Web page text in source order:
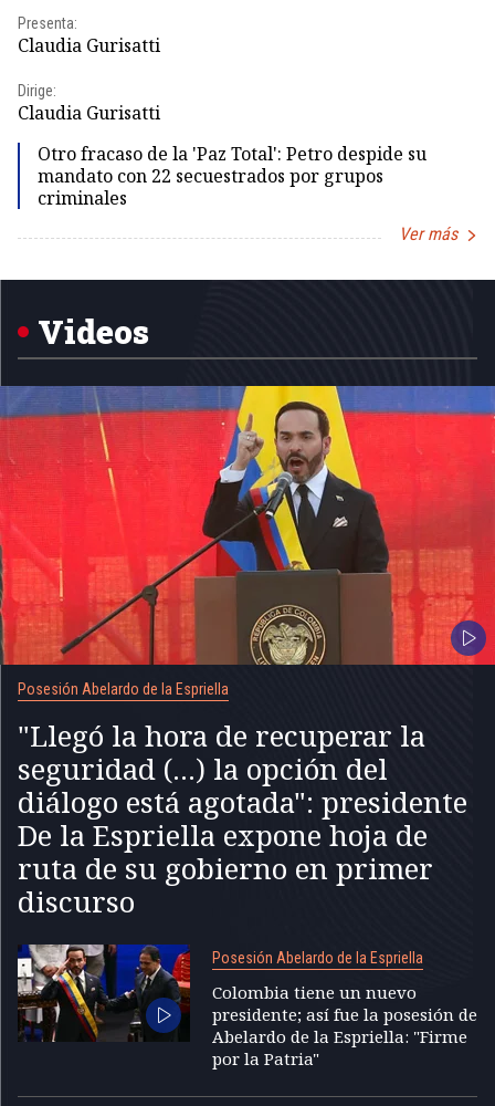
Presenta:
Claudia Gurisatti
Dirige:
Claudia Gurisatti
Otro fracaso de la 'Paz Total': Petro despide su
mandato con 22 secuestrados por grupos
criminales
Ver más
1
Videos
Posesión Abelardo de la Espriella
"Llegó la hora de recuperar la
seguridad (...) la opción del
diálogo está agotada": presidente
De la Espriella expone hoja de
ruta de su gobierno en primer
discurso
Posesión Abelardo de la Espriella
Colombia tiene un nuevo
presidente; así fue la posesión de
Abelardo de la Espriella: "Firme
por la Patria"